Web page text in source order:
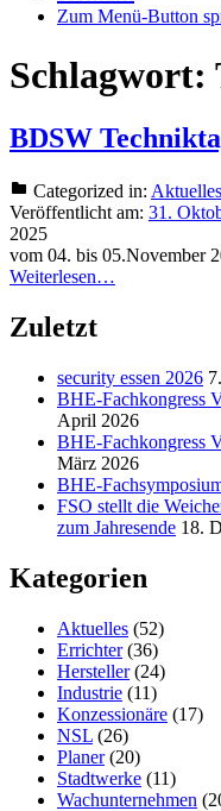
Zum Menü-Button
Schlagwort:
BDSW
Categorized in: Aktuelles
Veröffentlicht am: 31.
2025
vom 04. bis 05.November
Weiterlesen…
Zuletzt
security essen 2026
BHE-Fachkongress
April 2026
BHE-Fachkongress
März 2026
BHE-
FSO stellt die
zum Jahresende 18.
Kategorien
Aktuelles (52)
Errichter(36)
Hersteller(24)
Industrie (11)
Konzessionäre (17)
NSL (26)
Planer(20)
Stadtwerke (11)
Wachunternehmen